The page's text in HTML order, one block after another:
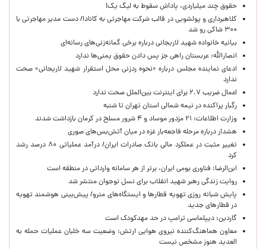
حقوق چند میلیاردی، پاداش سقوط به لیگ یک!
کلاهبرداری و پولشویی در قالب شرکت مهاجرتی به کانادا/ دست مدیر مهاجرتی با
۳۰۰ شاکی رو شد
بیانیه خانواده شهید لاریجانی درباره برخی گمانه‌زنی‌های رسانه‌ای
انصارالله: عربستان راهی جز پس دادن حقوق یمنی‌ها ندارد
ادعای نماینده مجلس درباره «نحوه ردزنی محل استقرار شهید لاریجانی» صحت
ندارد
اعمال ضریب ۲.۷ برای اینترنت بین‌الملل صحت ندارد
رگبار پراکنده در نیمه شمالی استان تهران تا شنبه
وزارت اطلاعات: ۲۱ مزدور موساد و ۴ شرور مسلح در کرمان بازداشت شدند
هشدار درباره مرحله فاجعه‌بار غزه در میان آتش‌بس‌های صوری
تغییر مثبت در عملکرد مالی بانک صادرات ایران/ درآمد عملیاتی ۸۰ درصد رشد
کرد
ابن‌الرضا: فناوری بومی ایران، برتر از هر سامانه وارداتی در منطقه است
روایت زندگی رهبر شهید انقلاب برای نسل نوجوان منتشر شد
پایش شبانه روزی تهویه قطارها و ایستگاه‌های مترو/ پیش‌بینی هوشمند تهویه
در قطارهای جدید
گاردین: دیپلماسی ترامپ در حد مهدکودک است
معاون هماهنگ‌کننده نیروی هوایی ارتش: وضعیت سه خلبان عملیات حمله به
العدید هنوز مشخص نیست